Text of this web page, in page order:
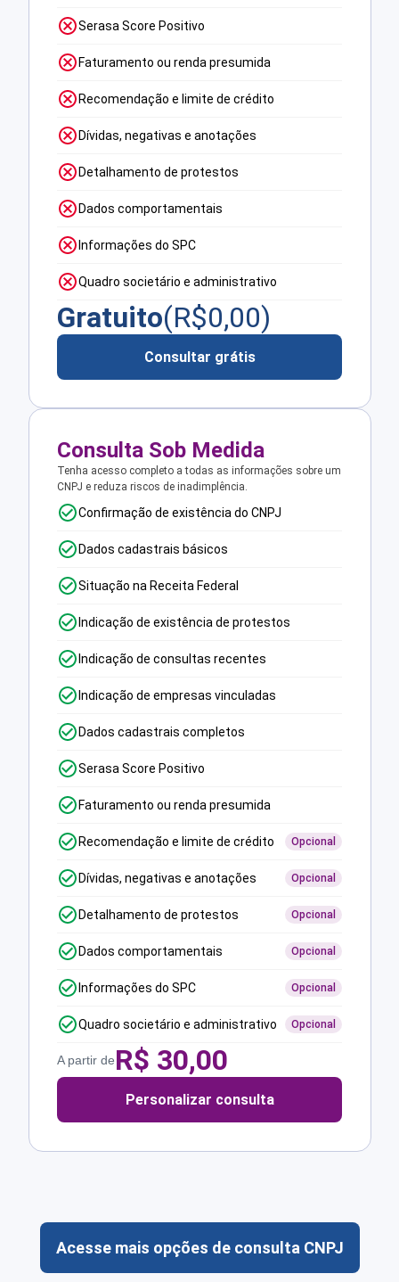
Serasa Score Positivo
Faturamento ou renda presumida
Recomendação e limite de crédito
Dívidas, negativas e anotações
Detalhamento de protestos
Dados comportamentais
Informações do SPC
Quadro societário e administrativo
Gratuito(R$0,00)
Consultar grátis
Consulta Sob Medida
Tenha acesso completo a todas as informações sobre um
CNPJ e reduza riscos de inadimplência.
Confirmação de existência do CNPJ
Dados cadastrais básicos
Situação na Receita Federal
Indicação de existência de protestos
Indicação de consultas recentes
Indicação de empresas vinculadas
Dados cadastrais completos
Serasa Score Positivo
Faturamento ou renda presumida
Recomendação e limite de crédito Opcional
Dívidas, negativas e anotações Opcional
Detalhamento de protestos Opcional
Dados comportamentais Opcional
Informações do SPC Opcional
Quadro societário e administrativo Opcional
A partir deR$ 30,00
Personalizar consulta
Acesse mais opções de consulta CNPJ